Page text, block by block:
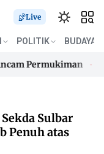
Live
POLITIK BUDAYA
Permukiman
Permukiman
Sulbar
Penuh atas